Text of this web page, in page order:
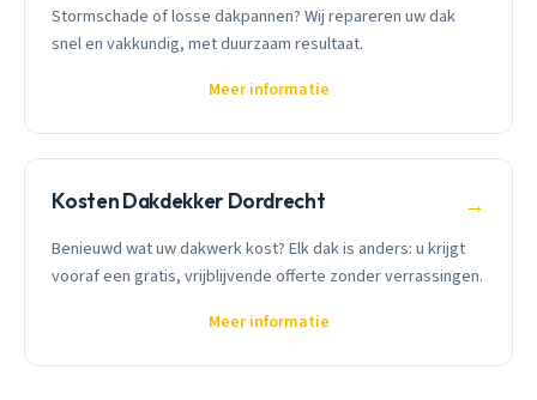
Stormschade of losse dakpannen? Wij repareren uw dak
snel en vakkundig, met duurzaam resultaat.
Meer informatie
Kosten Dakdekker Dordrecht →
Benieuwd wat uw dakwerk kost? Elk dak is anders: u krijgt
vooraf een gratis, vrijblijvende offerte zonder verrassingen.
Meer informatie